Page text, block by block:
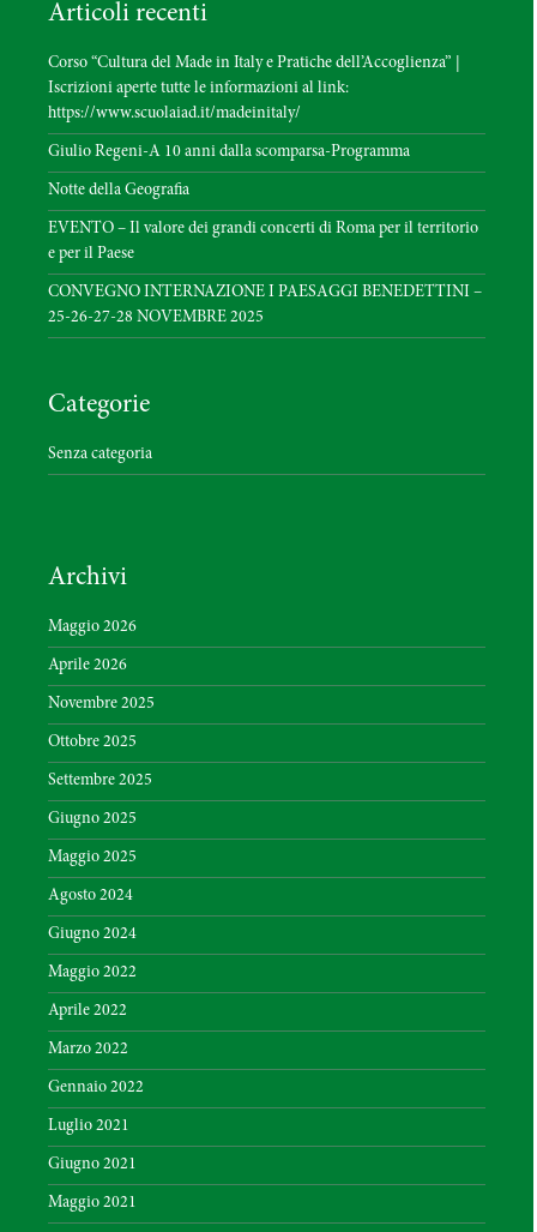
Articoli recenti
Corso “Cultura del Made in Italy e Pratiche dell’Accoglienza” |
Iscrizioni aperte tutte le informazioni al link:
https://www.scuolaiad.it/madeinitaly/
Giulio Regeni-A 10 anni dalla scomparsa-Programma
Notte della Geografia
EVENTO – Il valore dei grandi concerti di Roma per il territorio
e per il Paese
CONVEGNO INTERNAZIONE I PAESAGGI BENEDETTINI –
25-26-27-28 NOVEMBRE 2025
Categorie
Senza categoria
Archivi
Maggio 2026
Aprile 2026
Novembre 2025
Ottobre 2025
Settembre 2025
Giugno 2025
Maggio 2025
Agosto 2024
Giugno 2024
Maggio 2022
Aprile 2022
Marzo 2022
Gennaio 2022
Luglio 2021
Giugno 2021
Maggio 2021